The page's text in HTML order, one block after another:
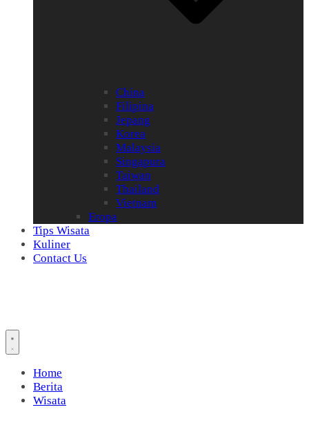
China
Filipina
Jepang
Korea
Malaysia
Singapura
Taiwan
Thailand
Vietnam
Eropa
Tips Wisata
Kuliner
Contact Us
Home
Berita
Wisata